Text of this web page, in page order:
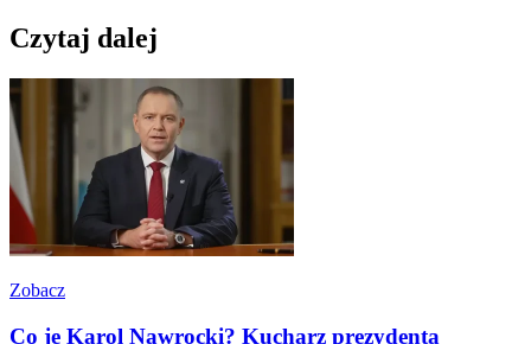
Czytaj dalej
Zobacz
Co je Karol Nawrocki? Kucharz prezydenta